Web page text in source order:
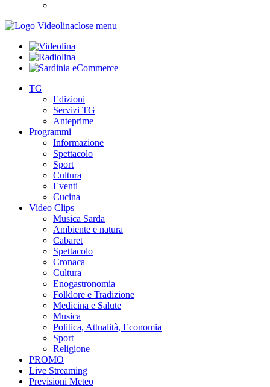
close menu
TG
Edizioni
Servizi TG
Anteprime
Programmi
Informazione
Spettacolo
Sport
Cultura
Eventi
Cucina
Video Clips
Musica Sarda
Ambiente e natura
Cabaret
Spettacolo
Cronaca
Cultura
Enogastronomia
Folklore e Tradizione
Medicina e Salute
Musica
Politica, Attualità, Economia
Sport
Religione
PROMO
Live Streaming
Previsioni Meteo